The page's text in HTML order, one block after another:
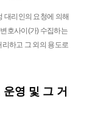
대리인의 요청에 의해
호사이(가) 수집하는
하고 그 외의 용도로
영 및 그 거